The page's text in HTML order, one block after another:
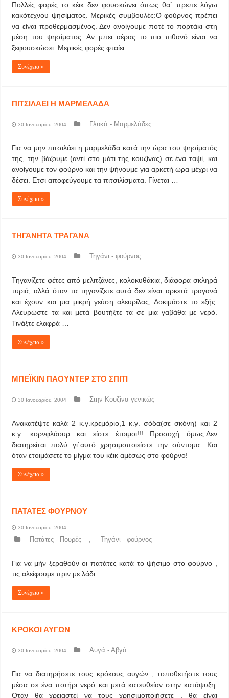
Πολλές φορές το κέικ δεν φουσκώνει όπως θα` πρεπε λόγω
κακότεχνου ψησίματος. Μερικές συμβουλές:Ο φούρνος πρέπει
να είναι προθερμασμένος. Δεν ανοίγουμε ποτέ το πορτάκι στη
μέση του ψησίματος. Αν μπει αέρας το πιο πιθανό είναι να
ξεφουσκώσει. Μερικές φορές φταίει …
Συνέχεια »
ΠΙΤΣΙΛΑΕΙ Η ΜΑΡΜΕΛΑΔΑ
30 Ιανουαρίου, 2004 Γλυκά - Μαρμελάδες
Για να μην πιτσιλάει η μαρμελάδα κατά την ώρα του ψησίματός
της, την βάζουμε (αντί στο μάτι της κουζίνας) σε ένα ταψί, και
ανοίγουμε τον φούρνο και την ψήνουμε για αρκετή ώρα μέχρι να
δέσει. Ετσι αποφεύγουμε τα πιτσιλίσματα. Γίνεται …
Συνέχεια »
ΤΗΓΑΝΗΤΑ ΤΡΑΓΑΝΑ
30 Ιανουαρίου, 2004 Τηγάνι - φούρνος
Τηγανίζετε φέτες από μελιτζάνες, κολοκυθάκια, διάφορα σκληρά
τυριά, αλλά όταν τα τηγανίζετε αυτά δεν είναι αρκετά τραγανά
και έχουν και μια μικρή γεύση αλευρίλας; Δοκιμάστε το εξής:
Αλευρώστε τα και μετά βουτήξτε τα σε μια γαβάθα με νερό.
Τινάξτε ελαφρά …
Συνέχεια »
ΜΠΕΪΚΙΝ ΠΑΟΥΝΤΕΡ ΣΤΟ ΣΠΙΤΙ
30 Ιανουαρίου, 2004 Στην Κουζίνα γενικώς
Ανακατέψτε καλά 2 κ.γ.κρεμόριο,1 κ.γ. σόδα(σε σκόνη) και 2
κ.γ. κορνφλάουρ και είστε έτοιμοι!!! Προσοχή όμως.Δεν
διατηρείται πολύ γι`αυτό χρησιμοποιείστε την σύντομα. Και
όταν ετοιμάσετε το μίγμα του κέικ αμέσως στο φούρνο!
Συνέχεια »
ΠΑΤΑΤΕΣ ΦΟΥΡΝΟΥ
30 Ιανουαρίου, 2004
Πατάτες - Πουρές , Τηγάνι - φούρνος
Για να μήν ξεραθούν οι πατάτες κατά το ψήσιμο στο φούρνο ,
τις αλείφουμε πριν με λάδι .
Συνέχεια »
ΚΡΟΚΟΙ ΑΥΓΩΝ
30 Ιανουαρίου, 2004 Αυγά - Αβγά
Για να διατηρήσετε τους κρόκους αυγών , τοποθετήστε τους
μέσα σε ένα ποτήρι νερό και μετά κατευθείαν στην κατάψυξη.
Οταν θα χρειαστεί να τους χρησιμοποιήσετε , θα είναι